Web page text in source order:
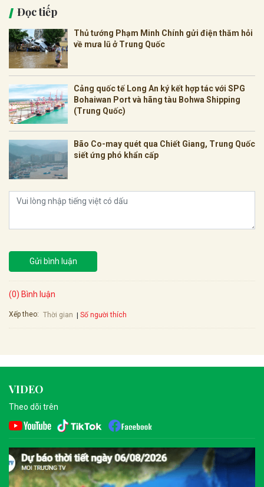
Đọc tiếp
Thủ tướng Phạm Minh Chính gửi điện thăm hỏi
về mưa lũ ở Trung Quốc
Cảng quốc tế Long An ký kết hợp tác với SPG
Bohaiwan Port và hãng tàu Bohwa Shipping
(Trung Quốc)
Bão Co-may quét qua Chiết Giang, Trung Quốc
siết ứng phó khẩn cấp
Gửi bình luận
(0) Bình luận
Xếp theo: Thời gian Số người thích
VIDEO
Theo dõi trên